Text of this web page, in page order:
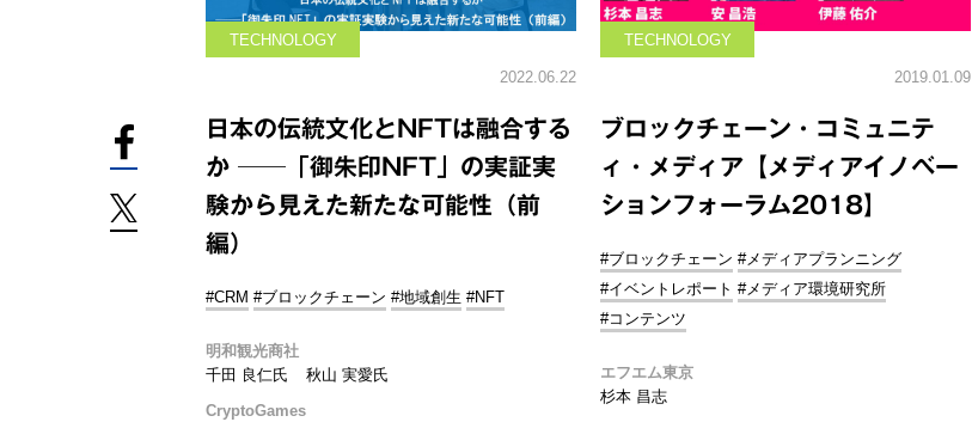
TECHNOLOGY
2022.06.22
日本の伝統文化とNFTは融合する
か ──「御朱印NFT」の実証実
験から見えた新たな可能性（前
編）
#CRM #ブロックチェーン #地域創生 #NFT
明和観光商社
千田 良仁氏
秋山 実愛氏
CryptoGames
TECHNOLOGY
2019.01.09
ブロックチェーン・コミュニテ
ィ・メディア【メディアイノベー
ションフォーラム2018】
#ブロックチェーン #メディアプランニング
#イベントレポート #メディア環境研究所
#コンテンツ
エフエム東京
杉本 昌志